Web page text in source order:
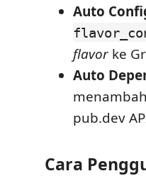
Auto
flavor ke
Auto
pub.dev
Cara